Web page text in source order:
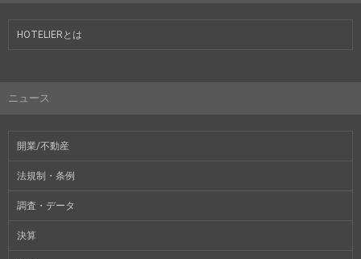
HOTELIERとは
ニュース
開業/不動産
法規制・条例
調査・データ
決算